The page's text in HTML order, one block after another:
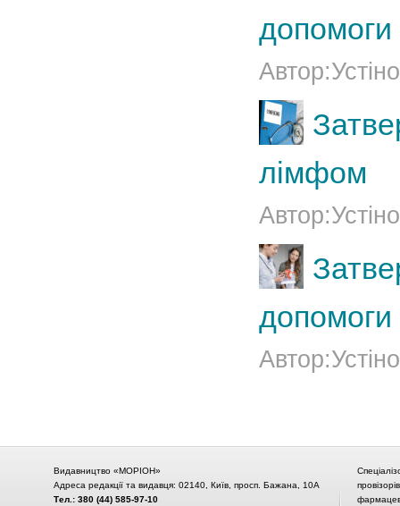
допомоги
лімфом
Видавництво «МОРІОН»
Адреса редакції та видавця: 02140, Київ, просп. Бажана, 10А
Тел.: 380 (44) 585-97-10